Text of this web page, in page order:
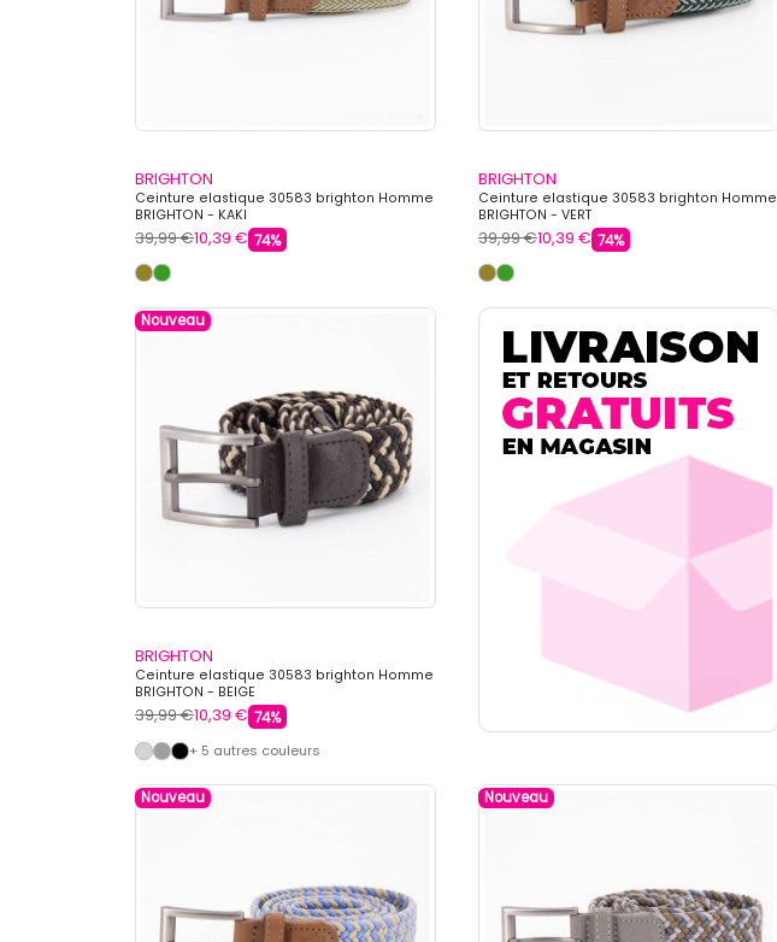
BRIGHTON
Ceinture elastique 30583 brighton Homme
BRIGHTON - KAKI
39,99 €10,39 € 74%
BRIGHTON
Ceinture elastique 30583 brighton Homme
BRIGHTON - VERT
39,99 €10,39 € 74%
Nouveau
BRIGHTON
Ceinture elastique 30583 brighton Homme
BRIGHTON - BEIGE
39,99 €10,39 € 74%
+ 5 autres couleurs
Nouveau Nouveau